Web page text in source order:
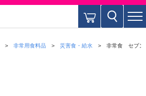
非常用食料品 災害食・給水 非常食 セブン